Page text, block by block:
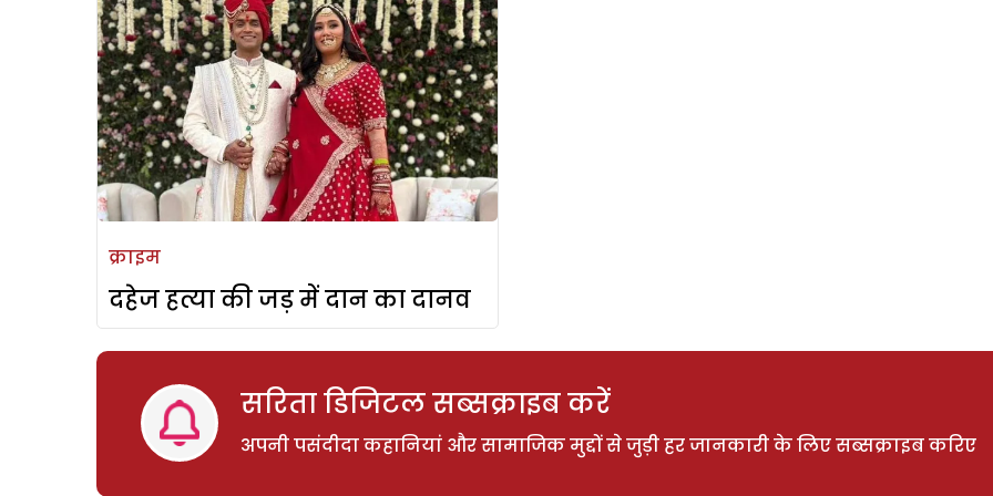
क्राइम
दहेज हत्या की जड़ में दान का दानव
सरिता डिजिटल सब्सक्राइब करें
अपनी पसंदीदा कहानियां और सामाजिक मुद्दों से जुड़ी हर जानकारी के लिए सब्सक्राइब करिए